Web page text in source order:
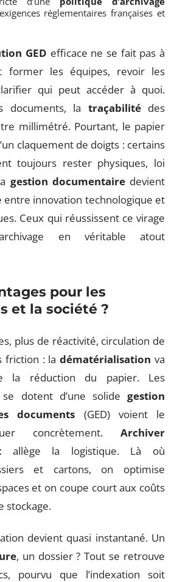
réglementaires françaises et
GED efficace ne se fait pas à
former les équipes, revoir les
qui peut accéder à quoi.
documents, la traçabilitédes
millimétré. Pourtant, le papier
claquement de doigts : certains
toujours rester physiques, loi
gestion documentairedevient
entre innovation technologique et
Ceux qui réussissent ce virage
en véritable atout
pour les
et la société ?
plus de réactivité, circulation de
friction : ladématérialisation va
la réduction du papier. Les
dotent d’une solide gestion
documents (GED) voient le
concrètement. Archiver
allège la logistique. Là où
et cartons, on optimise
et on coupe court aux coûts
stockage.
devient quasi instantané. Un
, un dossier ? Tout se retrouve
pourvu que l’indexation soit